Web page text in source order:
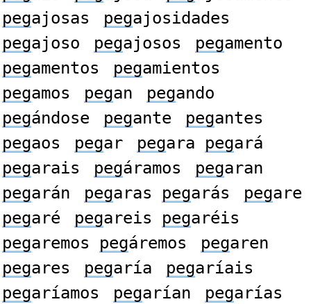
pegajosas pegajosidades
pegajoso pegajosos pegamento
pegamentos pegamientos
pegamos pegan pegando
pegándose pegante pegantes
pegaos pegar pegara pegará
pegarais pegáramos pegaran
pegarán pegaras pegarás pegare
pegaré pegareis pegaréis
pegaremos pegáremos pegaren
pegares pegaría pegaríais
pegaríamos pegarían pegarías